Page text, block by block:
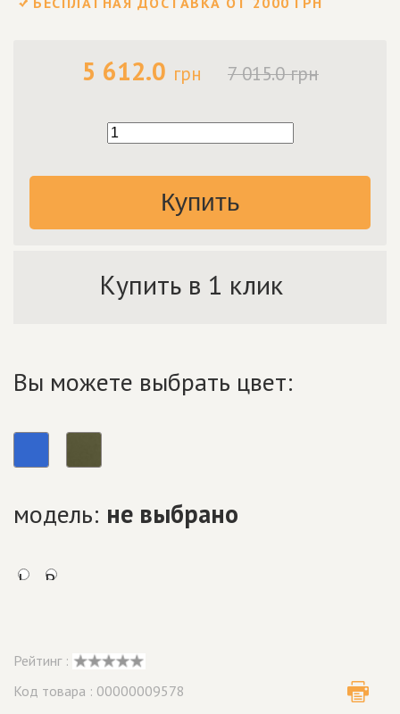
5 612.0 грн 7 015.0 грн
Купить
Купить в 1 клик
Вы можете выбрать цвет:
модель: не выбрано
L R
Рейтинг :
Код товара : 00000009578